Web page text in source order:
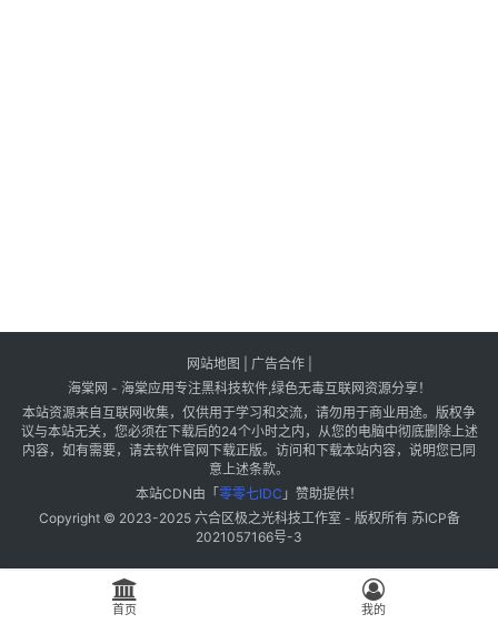
网站地图 广告合作|
海棠网 - 海棠应用专注黑科技软件,绿色无毒互联网资源分享！
本站资源来自互联网收集，仅供用于学习和交流，请勿用于商业用途。版权争
议与本站无关，您必须在下载后的24个小时之内，从您的电脑中彻底删除上述
内容，如有需要，请去软件官网下载正版。访问和下载本站内容，说明您已同
意上述条款。
本站CDN由「 零零七IDC 」赞助提供！
Copyright © 2023-2025 六合区极之光科技工作室 - 版权所有 苏ICP备
2021057166号-3
首页 我的